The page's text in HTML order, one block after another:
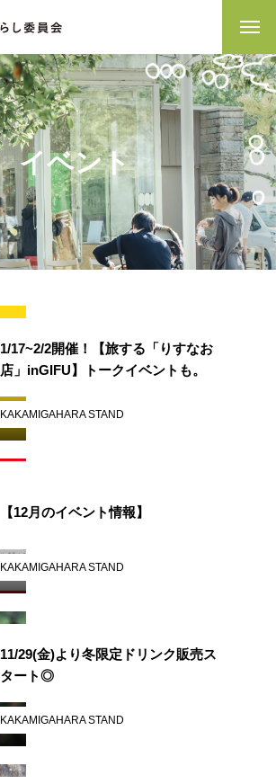
イベント
KAKAMIGAHARA STAND
1/17~2/2開催！【旅する「りすなお
店」inGIFU】トークイベントも。
KAKAMIGAHARA STAND
【12月のイベント情報】
KAKAMIGAHARA STAND
11/29(金)より冬限定ドリンク販売ス
タート◎